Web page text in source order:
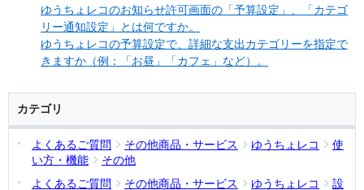
ゆうちょレコのお知らせ許可画面の「予算設定」、「カテゴ
リー通知設定」とは何ですか。
ゆうちょレコの予算設定で、詳細な支出カテゴリーを指定で
きますか（例：「お昼」「カフェ」など）。
カテゴリ
よくあるご質問 その他商品・サービス ゆうちょレコ
使
い方・機能
その他
よくあるご質問
その他商品・サービス ゆうちょレコ
設